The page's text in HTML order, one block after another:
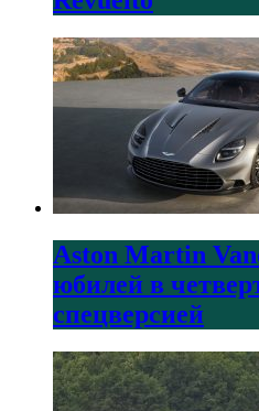
Aston Martin
юбилей в
спецверсией